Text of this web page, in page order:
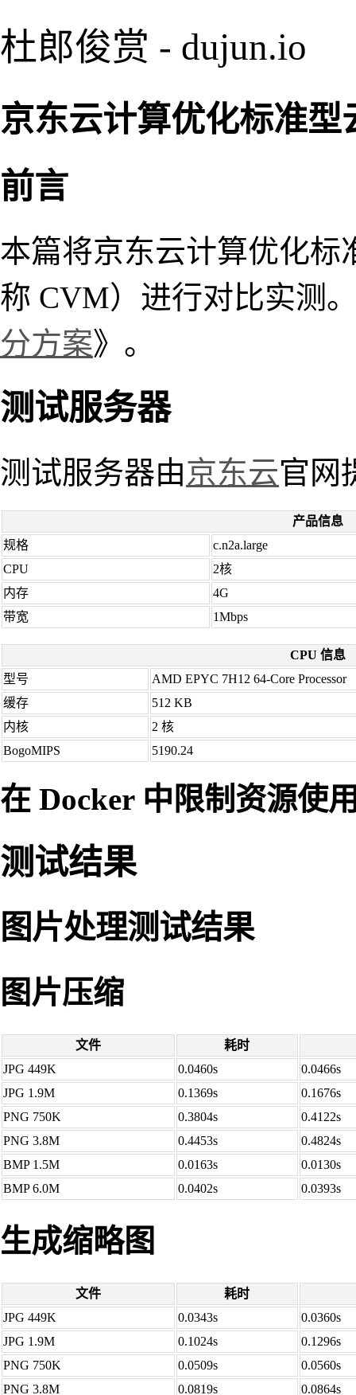
杜郎俊赏 - dujun.io
京东云计算优化标准型
前言
本篇将京东云计算优化标
称 CVM）进行对比实测
分方案》。
测试服务器
测试服务器由京东云官网
产品信息
规格
c.n2a.large
CPU
2核
内存
4G
带宽
1Mbps
CPU 信息
型号
AMD EPYC 7H12 64-Core Processor
缓存
512 KB
内核
2 核
BogoMIPS
5190.24
在 Docker 中限制资源使
测试结果
图片处理测试结果
图片压缩
文件
耗时
JPG 449K
0.0460s
0.0466s
JPG 1.9M
0.1369s
0.1676s
PNG 750K
0.3804s
0.4122s
PNG 3.8M
0.4453s
0.4824s
BMP 1.5M
0.0163s
0.0130s
BMP 6.0M
0.0402s 0.0393s
生成缩略图
文件
耗时
JPG 449K
0.0343s
0.0360s
JPG 1.9M
0.1024s
0.1296s
PNG 750K
0.0509s
0.0560s
PNG 3.8M
0.0819s
0.0864s